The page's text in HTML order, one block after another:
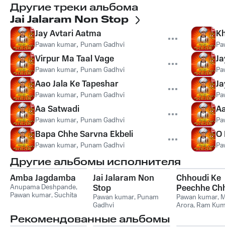
Другие треки альбома
Jai Jalaram Non Stop
Jay Avtari Aatma
Pawan kumar, Punam Gadhvi
Virpur Ma Taal Vage
Pawan kumar, Punam Gadhvi
Aao Jala Ke Tapeshar
Pawan kumar, Punam Gadhvi
Aa Satwadi
Pawan kumar, Punam Gadhvi
Bapa Chhe Sarvna Ekbeli
Pawan kumar, Punam Gadhvi
O
Другие альбомы исполнителя
Amba Jagdamba
Anupama Deshpande,
Pawan kumar,Suchita
Jai Jalaram Non
Stop
Pawan kumar, Punam
Gadhvi
Chhoudi Ke
Peechhe
Pawan kumar,
Arora, Ram
Рекомендованные альбомы